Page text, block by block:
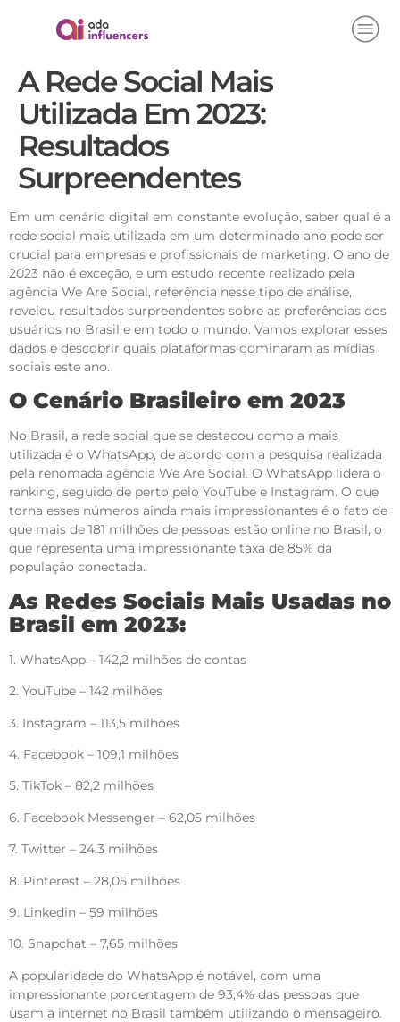
A Rede Social Mais
Utilizada Em 2023:
Resultados
Surpreendentes
Em um cenário digital em constante evolução, saber qual é a
rede social mais utilizada em um determinado ano pode ser
crucial para empresas e profissionais de marketing. O ano de
2023 não é exceção, e um estudo recente realizado pela
agência We Are Social, referência nesse tipo de análise,
revelou resultados surpreendentes sobre as preferências dos
usuários no Brasil e em todo o mundo. Vamos explorar esses
dados e descobrir quais plataformas dominaram as mídias
sociais este ano.
O Cenário Brasileiro em 2023
No Brasil, a rede social que se destacou como a mais
utilizada é o WhatsApp, de acordo com a pesquisa realizada
pela renomada agência We Are Social. O WhatsApp lidera o
ranking, seguido de perto pelo YouTube e Instagram. O que
torna esses números ainda mais impressionantes é o fato de
que mais de 181 milhões de pessoas estão online no Brasil, o
que representa uma impressionante taxa de 85% da
população conectada.
As Redes Sociais Mais Usadas no
Brasil em 2023:
1. WhatsApp – 142,2 milhões de contas
2. YouTube – 142 milhões
3. Instagram – 113,5 milhões
4. Facebook – 109,1 milhões
5. TikTok – 82,2 milhões
6. Facebook Messenger – 62,05 milhões
7. Twitter – 24,3 milhões
8. Pinterest – 28,05 milhões
9. Linkedin – 59 milhões
10. Snapchat – 7,65 milhões
A popularidade do WhatsApp é notável, com uma
impressionante porcentagem de 93,4% das pessoas que
usam a internet no Brasil também utilizando o mensageiro.